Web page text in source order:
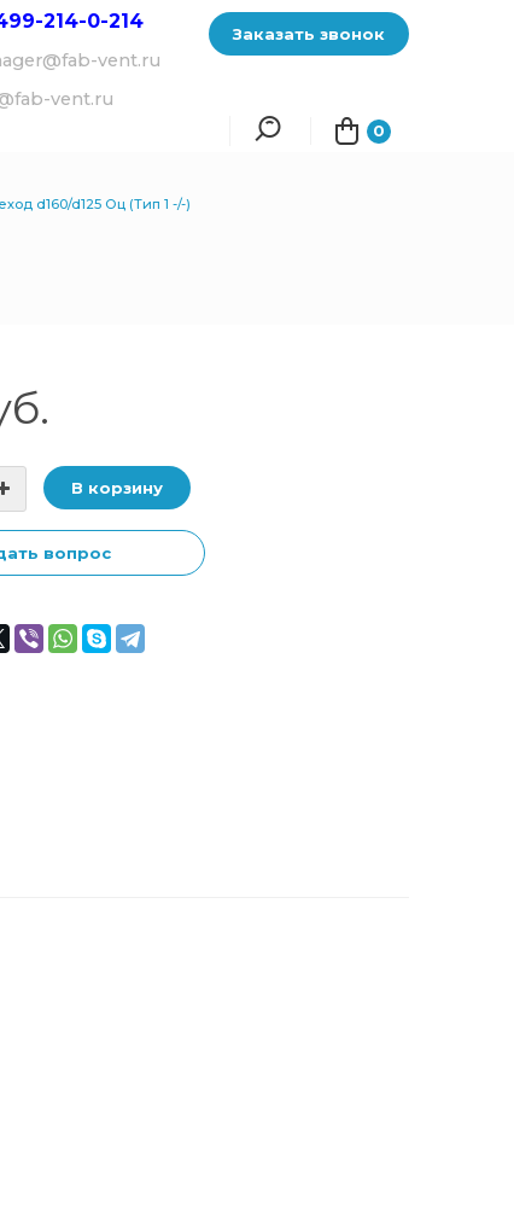
0
214-0-214
vent.ru
vent.ru
Заказать звонок
d160/d125 Оц (Тип 1 -/-)
В корзину
вопрос